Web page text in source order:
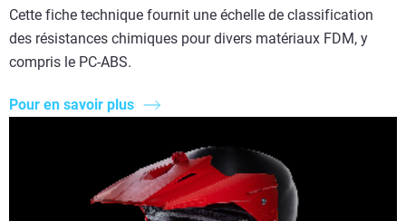
Cette fiche technique fournit une échelle de classification
des résistances chimiques pour divers matériaux FDM, y
compris le PC-ABS.
Pour en savoir plus